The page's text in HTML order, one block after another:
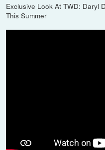
Exclusive Look At TWD: Daryl
This Summer